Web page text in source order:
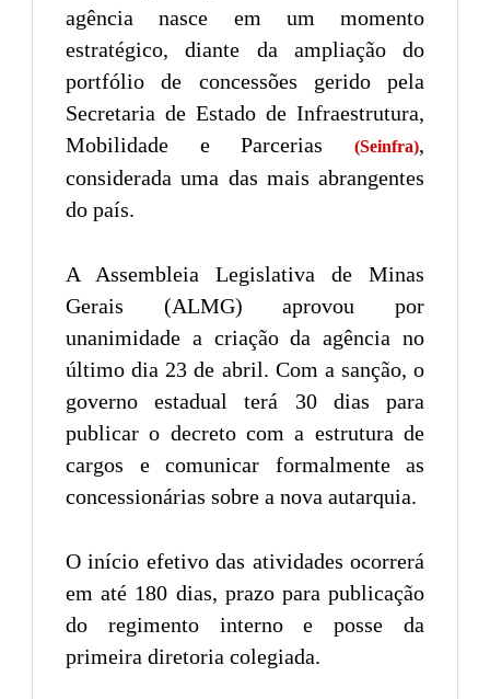
agência nasce em um momento
estratégico, diante da ampliação do
portfólio de concessões gerido pela
Secretaria de Estado de Infraestrutura,
Mobilidade e Parcerias
(Seinfra),
considerada uma das mais abrangentes
do país.
A Assembleia Legislativa de Minas
Gerais (ALMG) aprovou por
unanimidade a criação da agência no
último dia 23 de abril. Com a sanção, o
governo estadual terá 30 dias para
publicar o decreto com a estrutura de
cargos e comunicar formalmente as
concessionárias sobre a nova autarquia.
O início efetivo das atividades ocorrerá
em até 180 dias, prazo para publicação
do regimento interno e posse da
primeira diretoria colegiada.